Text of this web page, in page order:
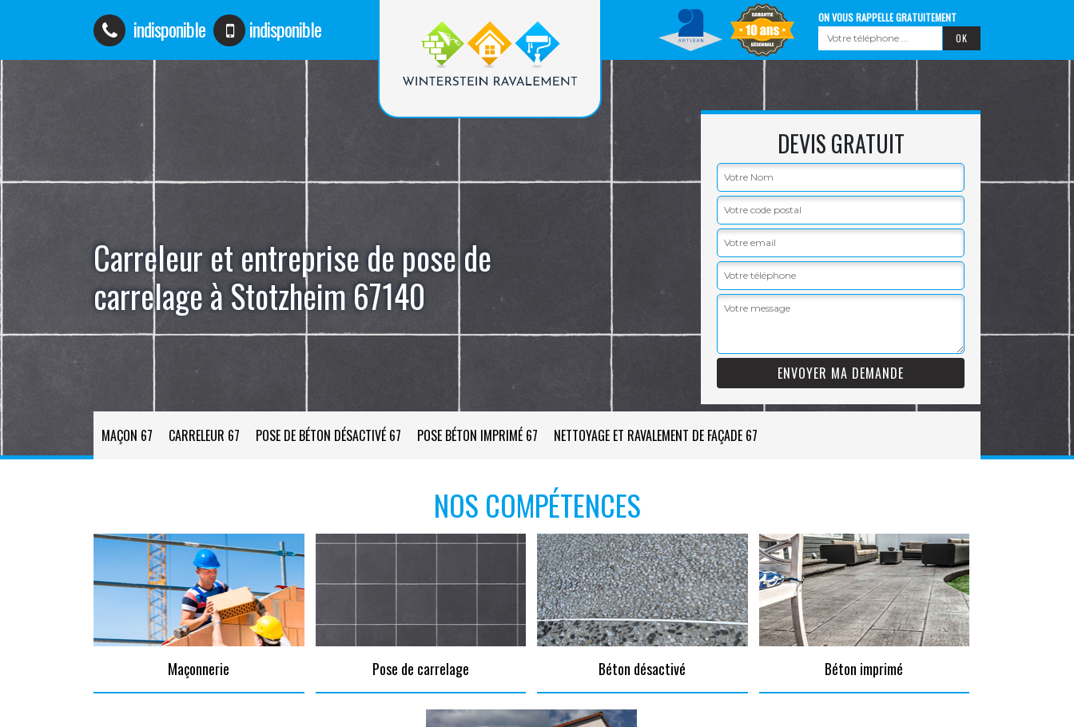
indisponible indisponible ON VOUS RAPPELLE GRATUITEMENT
Carreleur et entreprise de pose de
carrelage à Stotzheim 67140
DEVIS GRATUIT
MAÇON 67 CARRELEUR 67 POSE DE BÉTON DÉSACTIVÉ 67 POSE BÉTON IMPRIMÉ 67 NETTOYAGE ET RAVALEMENT DE FAÇADE 67
NOS COMPÉTENCES
Maçonnerie Pose de carrelage Béton désactivé Béton imprimé